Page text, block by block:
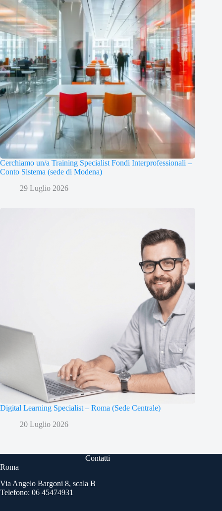
Cerchiamo un/a Training Specialist Fondi Interprofessionali –
Conto Sistema (sede di Modena)
29 Luglio 2026
Digital Learning Specialist – Roma (Sede Centrale)
20 Luglio 2026
Contatti
Roma
Via Angelo Bargoni 8, scala B
Telefono: 06 45474931